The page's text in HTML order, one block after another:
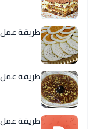
طريقة عمل
طريقة عمل
طريقة عمل